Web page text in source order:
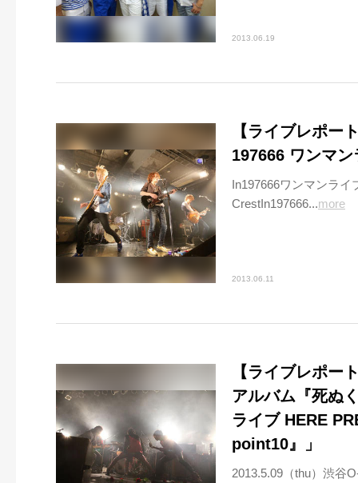
2013.06.19
【ライブレポー
197666 ワンマ
In197666ワンマンラ
CrestIn197666...more
2013.06.11
【ライブレポー
アルバム『死ぬ
ライブ HERE
point10』」
2013.5.09（thu）渋谷